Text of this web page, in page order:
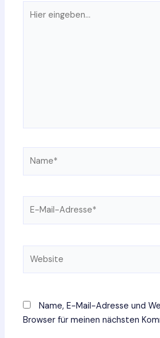
eingeben…
Name, E-Mail-Adresse und
Browser für meinen nächsten